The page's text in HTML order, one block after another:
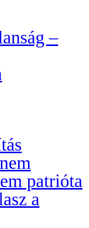
–
patrióta
a